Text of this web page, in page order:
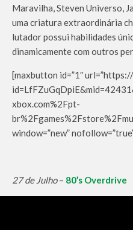
Maravilha, Steven Universo,
uma criatura extraordinária
lutador possui habilidades
dinamicamente com outros
[maxbutton id=”1″
xbox.com%2Fpt-
window=”new”
27 de Julho– 80’s Overdrive